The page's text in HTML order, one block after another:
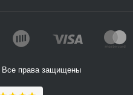
Все права защищены